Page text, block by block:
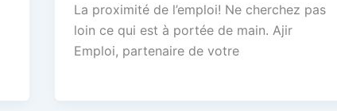
La proximité de l’emploi! Ne cherchez pas
loin ce qui est à portée de main. Ajir
Emploi, partenaire de votre